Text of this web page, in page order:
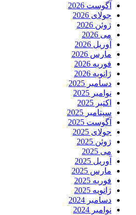
آگوست 2026
جولای 2026
ژوئن 2026
می 2026
آوریل 2026
مارس 2026
فوریه 2026
ژانویه 2026
دسامبر 2025
نوامبر 2025
اکتبر 2025
سپتامبر 2025
آگوست 2025
جولای 2025
ژوئن 2025
می 2025
آوریل 2025
مارس 2025
فوریه 2025
ژانویه 2025
دسامبر 2024
نوامبر 2024